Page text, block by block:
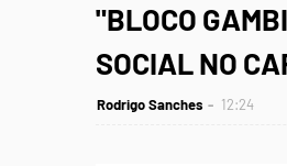
"BLOCO
SOCIAL NO
Rodrigo Sanches 12:24